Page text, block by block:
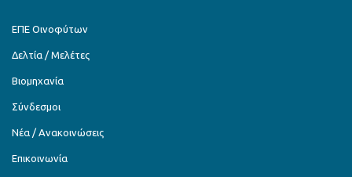
ΕΠΕ Οινοφύτων
Δελτία / Μελέτες
Βιομηχανία
Σύνδεσμοι
Νέα / Ανακοινώσεις
Επικοινωνία